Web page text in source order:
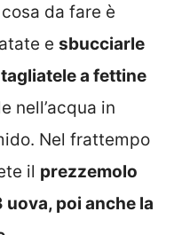
da fare è
e sbucciarle
tagliatele a fettine
nell’acqua in
Nel frattempo
il prezzemolo
poi anche la